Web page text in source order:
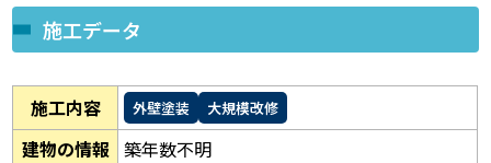
施工データ
施工内容 外壁塗装 大規模改修
建物の情報 築年数不明